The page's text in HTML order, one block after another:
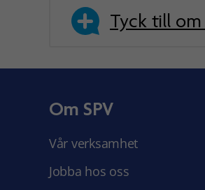
Tyck till
Om SPV
Vår verksamhet
Jobba hos oss